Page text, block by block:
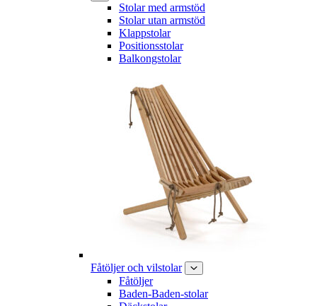
Stolar med armstöd
Stolar utan armstöd
Klappstolar
Positionsstolar
Balkongstolar
Fåtöljer och vilstolar
Fåtöljer
Baden-Baden-stolar